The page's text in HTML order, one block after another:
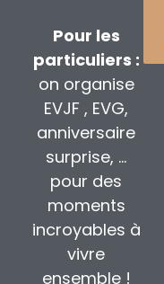
Pour les
particuliers :
on organise
EVJF , EVG,
anniversaire
surprise, …
pour des
moments
incroyables à
vivre
ensemble !